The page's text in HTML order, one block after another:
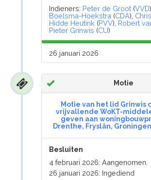
Indieners: Peter de Groot (VVD),
Boelsma-Hoekstra (CDA),
Hidde Heutink (PVV), Robert
Pieter Grinwis (CU)
26 januari 2026
Motie
Motie van het lid Grinwis
vrijvallende WoKT-
geven aan
Drenthe, Fryslân,
Besluiten
4 februari 2026: Aangenomen.
26 januari 2026: Ingediend